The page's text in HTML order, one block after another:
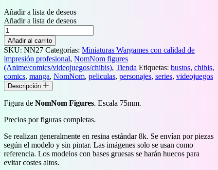
Añadir a lista de deseos
Añadir a lista de deseos
Bravely
Default
cantidad
Añadir al carrito
SKU: NN27 Categorías: Miniaturas Wargames con calidad de
impresión profesional, NomNom figures
(Anime/comics/videojuegos/chibis), Tienda Etiquetas: bustos, chibis,
comics, manga, NomNom, peliculas, personajes, series, videojuegos
Descripción
Figura de NomNom Figures. Escala 75mm.
Precios por figuras completas.
Se realizan generalmente en resina estándar 8k. Se envían por piezas
según el modelo y sin pintar. Las imágenes solo se usan como
referencia. Los modelos con bases gruesas se harán huecos para
evitar costes altos.